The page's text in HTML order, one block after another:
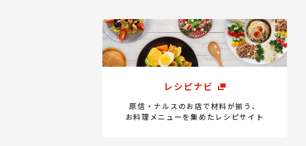
レシピナビ
原信・ナルスのお店で材料が揃う、
お料理メニューを集めたレシピサイト